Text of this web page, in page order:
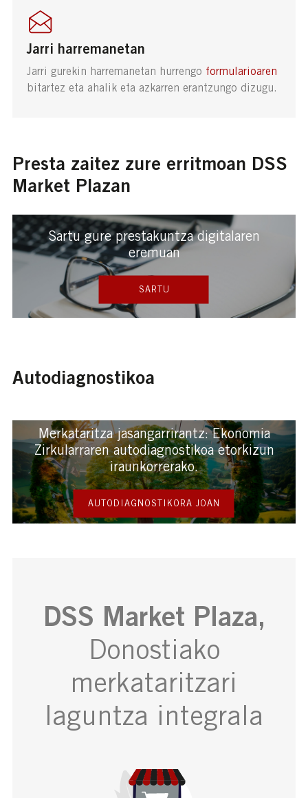
Jarri harremanetan
Jarri gurekin harremanetan hurrengo formularioaren
bitartez eta ahalik eta azkarren erantzungo dizugu.
Presta zaitez zure erritmoan DSS
Market Plazan
Sartu gure prestakuntza digitalaren
eremuan
SARTU
Autodiagnostikoa
Merkataritza jasangarrirantz: Ekonomia
Zirkularraren autodiagnostikoa etorkizun
iraunkorrerako.
AUTODIAGNOSTIKORA JOAN
DSS Market Plaza,
Donostiako
merkataritzari
laguntza integrala